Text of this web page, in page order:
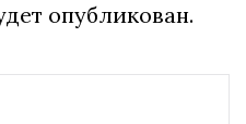
опубликован.